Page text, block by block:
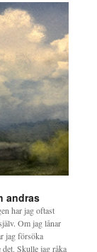
andras
har jag oftast
Om jag lånar
jag försöka
Skulle jag råka